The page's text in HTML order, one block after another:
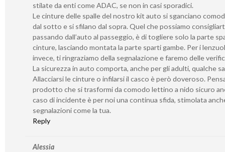
stilate da enti come ADAC, se non in casi sporadici.
Le cinture delle spalle del nostro kit auto si sganciano
dal sotto e si sfilano dal sopra. Quel che possiamo
passando dall’auto al passeggio, è di togliere solo la parte
cinture, lasciando montata la parte sparti gambe. Per i
invece, ti ringraziamo della segnalazione e faremo delle
La sicurezza in auto comporta, anche per gli adulti, qualche
Allacciarsi le cinture o infilarsi il casco è però doveroso.
prodotto che si trasformi da comodo lettino a nido sicuro
caso di incidente è per noi una continua sfida, stimolata
segnalazioni come la tua.
Reply
Alessia